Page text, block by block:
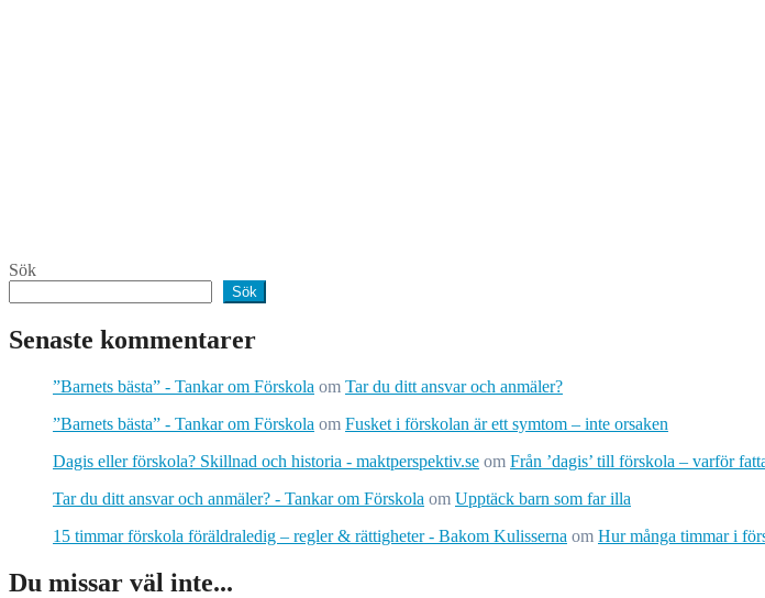
Sök
Sök
Senaste kommentarer
”Barnets bästa” - Tankar om Förskola om Tar du ditt ansvar och anmäler?
”Barnets bästa” - Tankar om Förskola om Fusket i förskolan är ett symtom – inte orsaken
Dagis eller förskola? Skillnad och historia - maktperspektiv.se om Från ’dagis’ till förskola – varför
Tar du ditt ansvar och anmäler? - Tankar om Förskola om Upptäck barn som far illa
15 timmar förskola föräldraledig – regler & rättigheter - Bakom Kulisserna om Hur många timmar i
Du missar väl inte...